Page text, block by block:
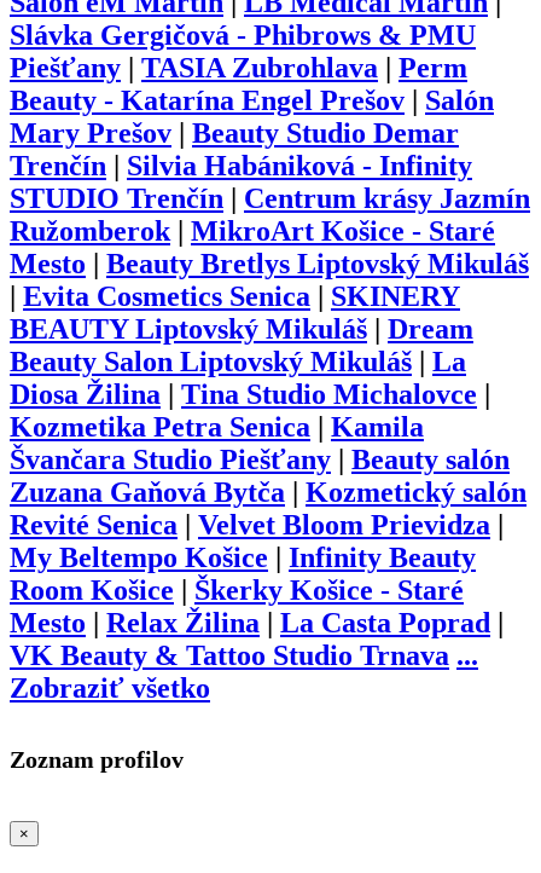
Slávka Gergičová - Phibrows & PMU
Piešťany
TASIA Zubrohlava
Perm
Beauty - Katarína Engel Prešov
Salón
Mary Prešov
Beauty Studio Demar
Trenčín
Silvia Habániková - Infinity
STUDIO Trenčín
Centrum krásy Jazmín
Ružomberok| MikroArt Košice - Staré
Mesto
Beauty Bretlys Liptovský Mikuláš
Evita Cosmetics Senica
SKINERY
BEAUTY Liptovský Mikuláš
Dream
Beauty Salon Liptovský Mikuláš
La
Diosa Žilina
Tina Studio Michalovce
Kozmetika Petra Senica
Kamila
Švančara Studio Piešťany
Beauty salón
Zuzana Gaňová Bytča
Kozmetický salón
Revité Senica
Velvet Bloom Prievidza
My Beltempo Košice
Infinity Beauty
Room Košice
Škerky Košice - Staré
Mesto
Relax Žilina La Casta Poprad
VK Beauty & Tattoo Studio Trnava ...
Zobraziť všetko
Zoznam profilov
×